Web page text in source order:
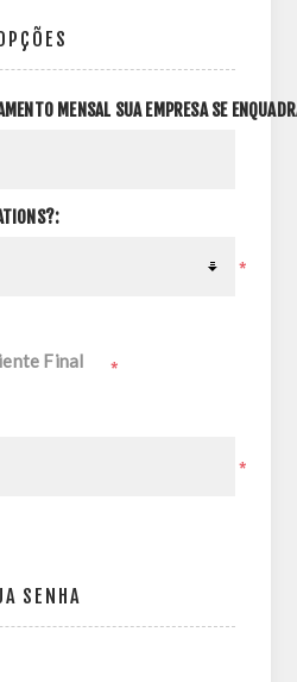
MENSAL SUA EMPRESA SE
*
Final *
*
SENHA